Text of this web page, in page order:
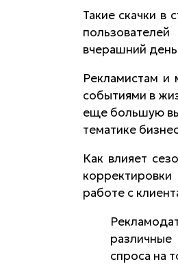
Такие скачки в
вчерашний
Рекламистам и
событиями в
еще большую
тематике
Как влияет
работе с
спроса на